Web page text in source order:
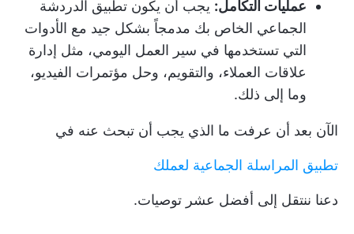
عمليات التكامل: يجب أن يكون تطبيق الدردشة
الجماعي الخاص بك مدمجاً بشكل جيد مع الأدوات
التي تستخدمها في سير العمل اليومي، مثل إدارة
علاقات العملاء، والتقويم، وحل مؤتمرات الفيديو،
وما إلى ذلك.
الآن بعد أن عرفت ما الذي يجب أن تبحث عنه في
تطبيق المراسلة الجماعية لعملك
دعنا ننتقل إلى أفضل عشر توصيات.